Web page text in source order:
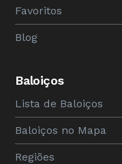
Favoritos
Blog
Baloiços
Lista de Baloiços
Baloiços no Mapa
Regiões